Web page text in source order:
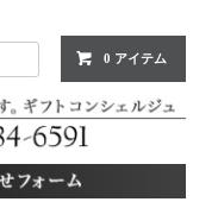
0 アイテム